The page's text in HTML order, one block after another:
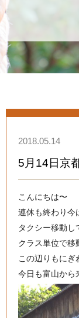
2018.05.14
5月14日京
こんにちは〜
連休も終わり今
タクシー移動し
クラス単位で移
この辺りもに
今日も富山から